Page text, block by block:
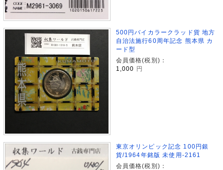
500円バイカラークラッド貨 地方
自治法施行60周年記念 熊本県 カ
ード型
会員価格(税別)：
1,000 円
東京オリンピック記念 100円銀
貨/1964年銘版 未使用-2161
会員価格(税別)：